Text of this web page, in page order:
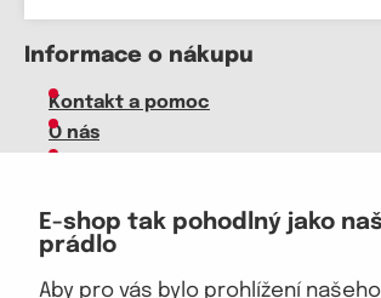
E-shop tak pohodlný jako
prádlo
Aby pro vás bylo prohlížení
Informace o nákupu
Kontakt a pomoc
O nás
Velkoobchod
Vrácení zboží, reklamace
Obchodní podmínky